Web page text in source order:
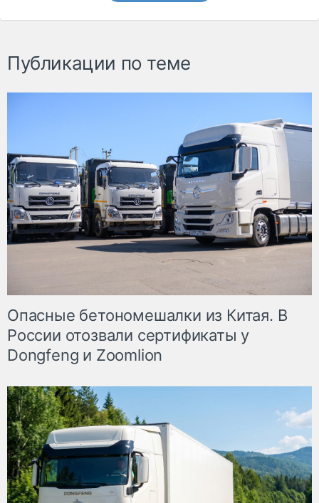
Публикации по теме
Опасные бетономешалки из Китая. В
России отозвали сертификаты у
Dongfeng и Zoomlion